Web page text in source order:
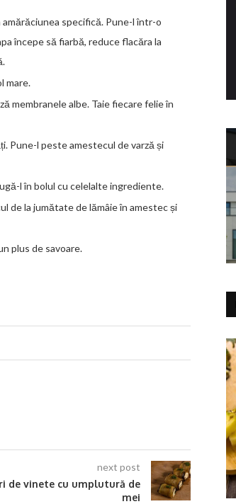
specifică. Pune-l într-o
începe să fiarbă, reduce flacăra la
mare.
membranele albe. Taie fiecare felie în
Pune-l peste amestecul de varză și
l în bolul cu celelalte ingrediente.
de la jumătate de lămâie în amestec și
plus de savoare.
next post
de vinete cu umplutură de
mei